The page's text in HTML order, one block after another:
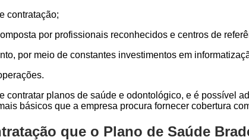
contratação;
por profissionais reconhecidos e centros de
por meio de constantes investimentos em
contratar planos de saúde e odontológico, e é possível
básicos que a empresa procura fornecer cobertura
que o Plano de Saúde